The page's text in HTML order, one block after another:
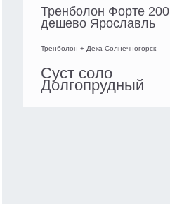
Тренболон Форте 200
дешево Ярославль
Тренболон + Дека Солнечногорск
Суст соло
Долгопрудный